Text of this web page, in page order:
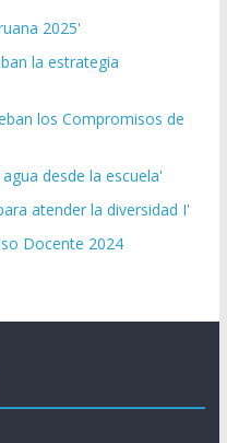
2025'
la estrategia
los Compromisos de
desde la escuela'
atender la diversidad I'
Docente 2024